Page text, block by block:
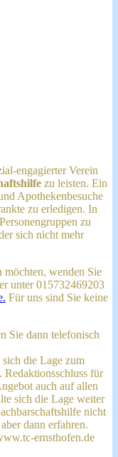
engagierter Verein
zu leisten. Ein
Apothekenbesuche
zu erledigen. In
zu
sich nicht mehr
möchten, wenden Sie
unter 015732469203
. Für uns sind Sie keine
Sie dann telefonisch
sich die Lage zum
für
auch auf allen
sich die Lage weiter
nicht
dann erfahren.
ernsthofen.de